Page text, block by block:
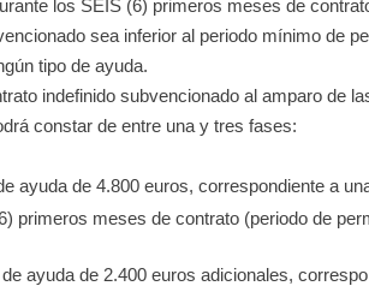
los SEIS (6) primeros meses de
sea inferior al periodo mínimo de
tipo de ayuda.
indefinido subvencionado al amparo de
constar de entre una y tres fases:
ayuda de 4.800 euros, correspondiente a
primeros meses de contrato (periodo de
ayuda de 2.400 euros adicionales,